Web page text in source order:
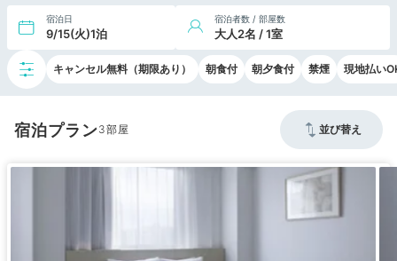
宿泊日
9/15(火)1泊
宿泊者数 / 部屋数
大人2名 / 1室
キャンセル無料（期限あり） 朝食付 朝夕食付 禁煙 現地払い
宿泊プラン3 並び替え